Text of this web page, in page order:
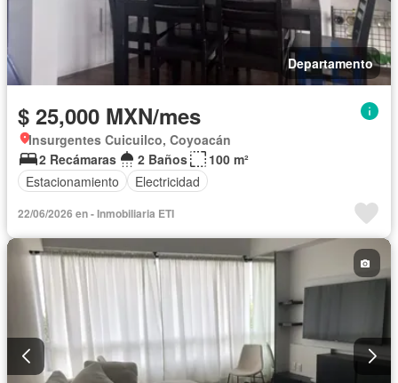
Departamento
$ 25,000 MXN/mes
Insurgentes Cuicuilco, Coyoacán
2 Recámaras
2 Baños
100 m²
Estacionamiento
Electricidad
22/06/2026 en - Inmobiliaria ETI